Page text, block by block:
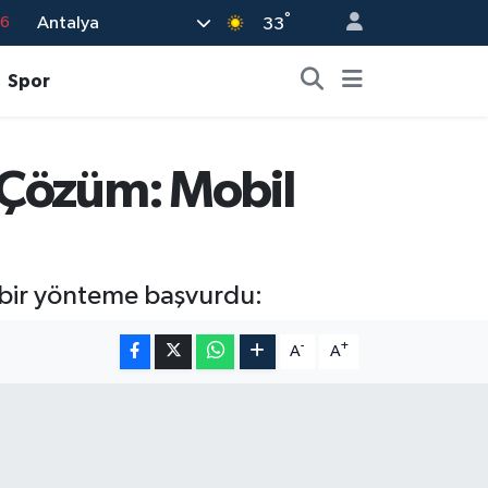
Antalya 33°
Spor
Mobil
yönteme başvurdu:
A- A+